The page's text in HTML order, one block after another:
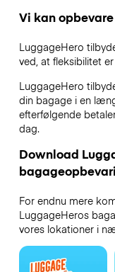
Vi kan
LuggageHero
ved, at fleksibilitet
LuggageHero
din bagage i en
efterfølgende
dag.
Download
For endnu mere
LuggageHeros
vores lokationer i